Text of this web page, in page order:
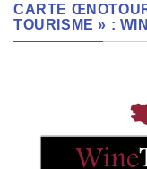
CARTE
TOURISME » :